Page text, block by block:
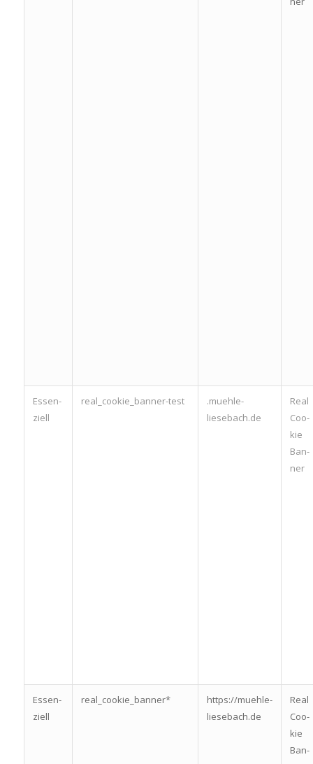
Essen­
zi­ell
real_­coo­kie_­ban­ner-test
.muehle-
liesebach.de
Real
Coo­
kie
Ban­
ner
Essen­
zi­ell
real_cookie_banner*
https://muehle-
liesebach.de
Real
Coo­
kie
Ban­